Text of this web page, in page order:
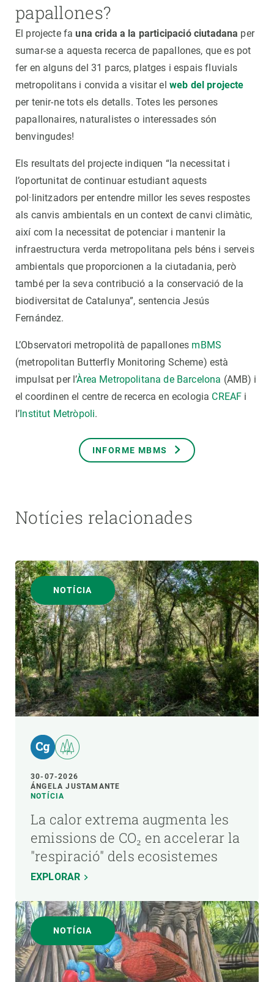
papallones?
El projecte fauna crida a la participació ciutadana per
sumar-se a aquesta recerca de papallones, que es pot
fer en alguns del 31 parcs, platges i espais fluvials
metropolitans i convida a visitar el web del projecte
per tenir-ne tots els detalls. Totes les persones
papallonaires, naturalistes o interessades són
benvingudes!
Els resultats del projecte indiquen “la necessitat i
l’oportunitat de continuar estudiant aquests
pol·linitzadors per entendre millor les seves respostes
als canvis ambientals en un context de canvi climàtic,
així com la necessitat de potenciar i mantenir la
infraestructura verda metropolitana pels béns i serveis
ambientals que proporcionen a la ciutadania, però
també per la seva contribució a la conservació de la
biodiversitat de Catalunya”, sentencia Jesús
Fernández.
L’Observatori metropolità de papallones mBMS
(metropolitan Butterfly Monitoring Scheme) està
impulsat per l’Àrea Metropolitana de Barcelona (AMB) i
el coordinen el centre de recerca en ecologia CREAF i
l’Institut Metròpoli.
INFORME MBMS
Notícies relacionades
NOTÍCIA
30-07-2026
ÁNGELA JUSTAMANTE
NOTÍCIA
La calor extrema augmenta les
emissions de CO₂ en accelerar la
"respiració" dels ecosistemes
EXPLORAR
NOTÍCIA